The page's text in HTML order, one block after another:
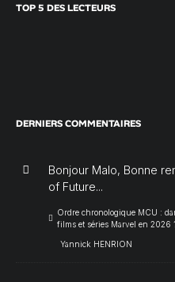
TOP 5 DES LECTEURS
DERNIERS COMMENTAIRES
Bonjour Malo, Bonne
of Future...
Ordre chronologique MCU :
films et séries Marvel en 2026
Yannick HENRION